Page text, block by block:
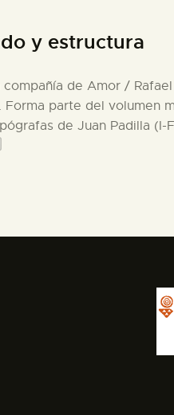
y estructura
compañía de Amor /
Forma parte del volumen
de Juan Padilla (I-